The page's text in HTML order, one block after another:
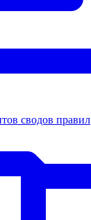
сводов правил